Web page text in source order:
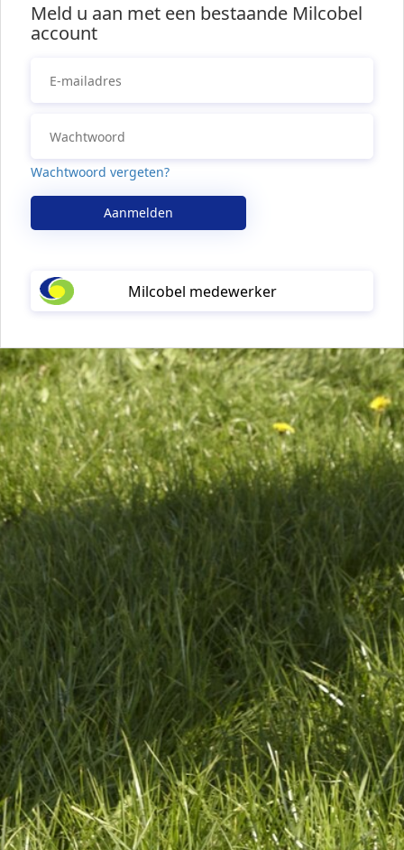
Milcobel medewerker
Meld u aan met een bestaande Milcobel
account
Wachtwoord vergeten?
Aanmelden